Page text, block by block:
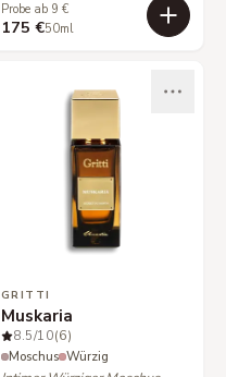
Probe ab 9 €
175 €50ml
GRITTI
Muskaria
8.5/10(6)
Moschus Würzig